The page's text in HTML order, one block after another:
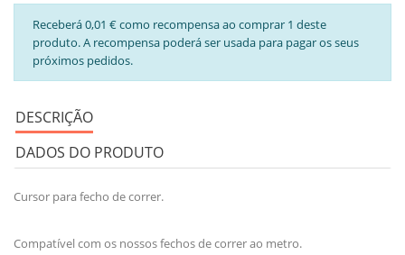
Receberá 0,01 € como recompensa ao comprar 1 deste
produto. A recompensa poderá ser usada para pagar os seus
próximos pedidos.
DESCRIÇÃO
DADOS DO PRODUTO
Cursor para fecho de correr.
Compatível com os nossos fechos de correr ao metro.